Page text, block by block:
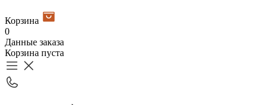
Корзина
0
Данные заказа
Корзина пуста